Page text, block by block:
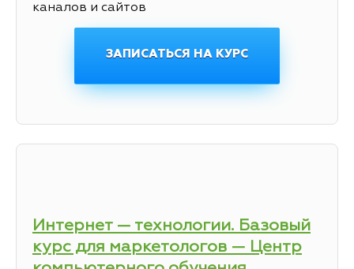
каналов и сайтов
ЗАПИСАТЬСЯ НА КУРС
Интернет — технологии. Базовый
курс для маркетологов — Центр